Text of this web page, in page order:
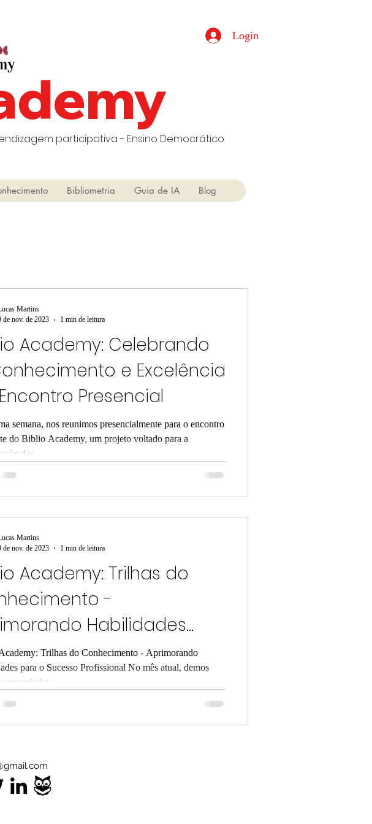
Login
participativa - Ensino Democrático
Bibliometria Guia de IA Blog
Academy: Celebrando
e Excelência
Presencial
semana, nos reunimos presencialmente para o encontro
do Biblio Academy, um projeto voltado para a
dos...
Martins
de nov. de 2023
1 min de leitura
Academy: Trilhas do
-
Habilidades
o Sucesso Profissional
Trilhas do Conhecimento - Aprimorando
para o Sucesso Profissional No mês atual, demos
aguardadas...
Martins
de nov. de 2023
1 min de leitura